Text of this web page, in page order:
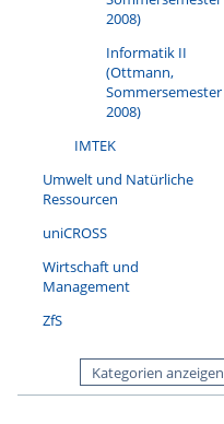
2008)
Informatik II
(Ottmann,
Sommersemester
2008)
IMTEK
Umwelt und Natürliche
Ressourcen
uniCROSS
Wirtschaft und
Management
ZfS
Kategorien anzeigen